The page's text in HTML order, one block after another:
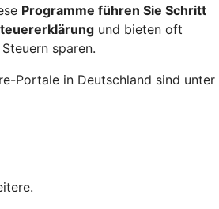
Programme führen Sie Schritt
und bieten oft
sparen.
Portale in Deutschland sind unter